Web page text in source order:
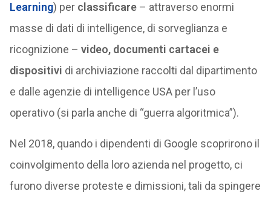
Learning) per classificare– attraverso enormi
masse di dati di intelligence, di sorveglianza e
ricognizione – video, documenti cartacei e
dispositivi di archiviazione raccolti dal dipartimento
e dalle agenzie di intelligence USA per l’uso
operativo (si parla anche di “guerra algoritmica”).
Nel 2018, quando i dipendenti di Google scoprirono il
coinvolgimento della loro azienda nel progetto, ci
furono diverse proteste e dimissioni, tali da spingere